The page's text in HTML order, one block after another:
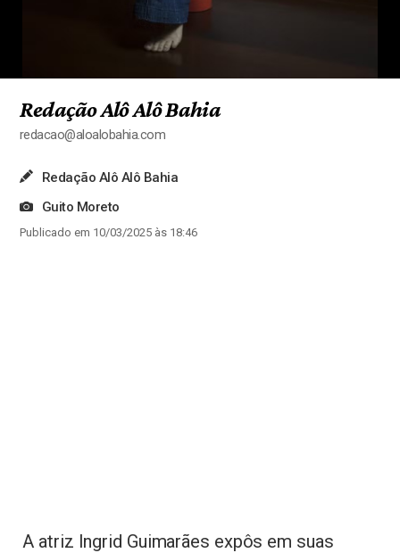
Redação Alô Alô Bahia
redacao@aloalobahia.com
Redação Alô Alô Bahia
Guito Moreto
Publicado em 10/03/2025 às 18:46
A atriz Ingrid Guimarães expôs em suas